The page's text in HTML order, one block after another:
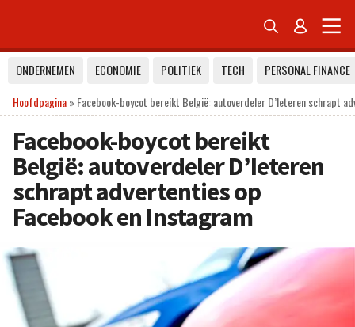
 
ONDERNEMEN ECONOMIE POLITIEK TECH
PERSONAL FINANCE
Hoofdpagina» Facebook-boycot bereikt België: autoverdeler D’Ieteren schrapt
Facebook-boycot bereikt
België: autoverdeler D’Ieteren
schrapt advertenties op
Facebook en Instagram